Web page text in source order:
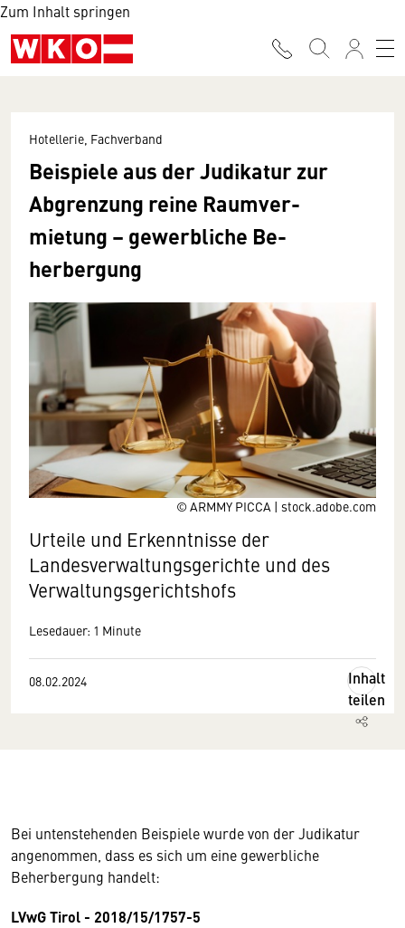
Zum Inhalt springen
© ARMMY PICCA | stock.adobe.com
Hotellerie, Fachverband
Bei­spiele aus der Judikatur zur
Ab­­grenzung reine Raum­­ver­
mietung – ge­­werbliche Be­
herbergung
Urteile und Erkenntnisse der
Landesverwaltungsgerichte und des
Verwaltungsgerichtshofs
Lesedauer: 1 Minute
08.02.2024
Inhalt
teilen
Bei untenstehenden Beispiele wurde von der Judikatur
angenommen, dass es sich um eine gewerbliche
Beherbergung handelt:
LVwG Tirol - 2018/15/1757-5